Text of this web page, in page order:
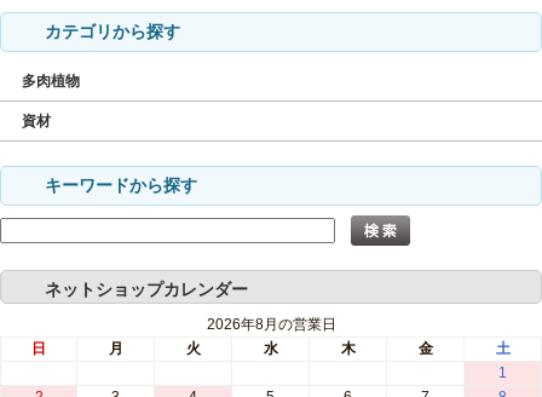
カテゴリから探す
多肉植物
資材
キーワードから探す
ネットショップカレンダー
2026年8月の営業日
日
月 火 水 木 金
土
1